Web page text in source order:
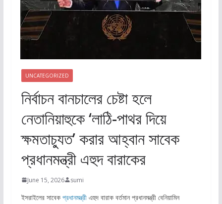
UNCATEGORIZED
নির্বাচন বানচালের চেষ্টা হলে
নেতানিয়াহুকে ‘লাঠি-পাথর দিয়ে
ক্ষমতাচ্যুত’ করার আহ্বান সাবেক
প্রধানমন্ত্রী এহুদ বারাকের
June 15, 2026 sumi
ইসরাইলের সাবেক প্রধানমন্ত্রীএহুদ বারাক বর্তমান প্রধানমন্ত্রী বেনিয়ামিন